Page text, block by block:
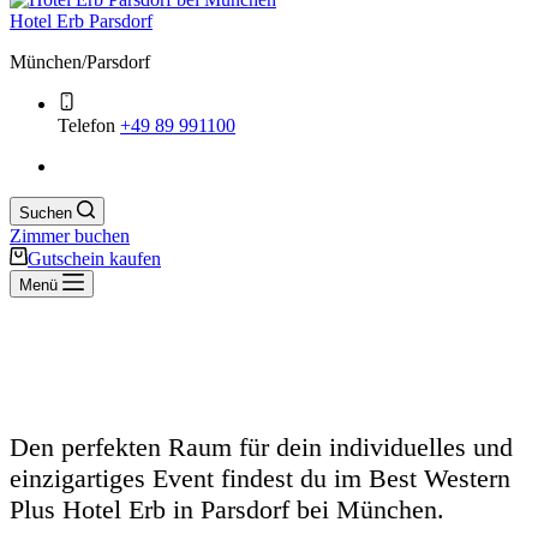
Hotel Erb Parsdorf
München/Parsdorf
Telefon +49 89 991100
Suchen
Zimmer buchen
Gutschein kaufen
Menü
Den perfekten Raum für dein individuelles und
einzigartiges Event findest du im Best Western
Plus Hotel Erb in Parsdorf bei München.